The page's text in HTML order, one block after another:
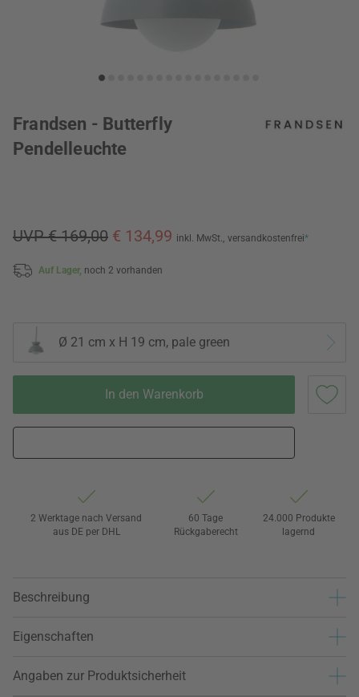
Frandsen - Butterfly
Pendelleuchte
UVP € 169,00 € 134,99 inkl. MwSt., versandkostenfrei*
Auf Lager, noch 2 vorhanden
Ø 21 cm x H 19 cm, pale green
In den Warenkorb
2 Werktage nach Versand
aus DE per DHL
60 Tage
Rückgaberecht
24.000 Produkte
lagernd
Beschreibung
Eigenschaften
Angaben zur Produktsicherheit